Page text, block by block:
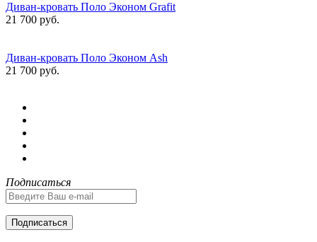
Диван-кровать Поло Эконом Grafit
21 700 руб.
Диван-кровать Поло Эконом Ash
21 700 руб.
Подписаться
Подписаться